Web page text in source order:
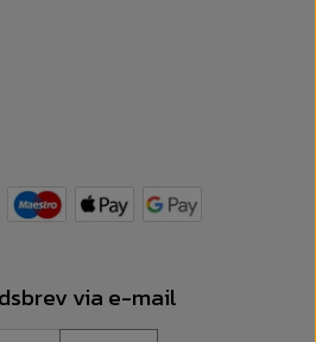
via e-mail